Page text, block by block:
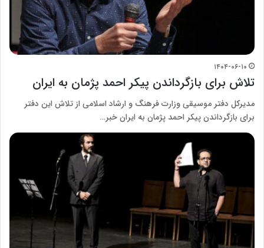
۱۴۰۴-۰۶-۱۰
تلاش برای بازگرداندن پیکر احمد پژمان به ایران
مدیرکل دفتر موسیقی وزارت فرهنگ و ارشاد اسلامی از تلاش این دفتر
برای بازگرداندن پیکر احمد پژمان به ایران خبر…